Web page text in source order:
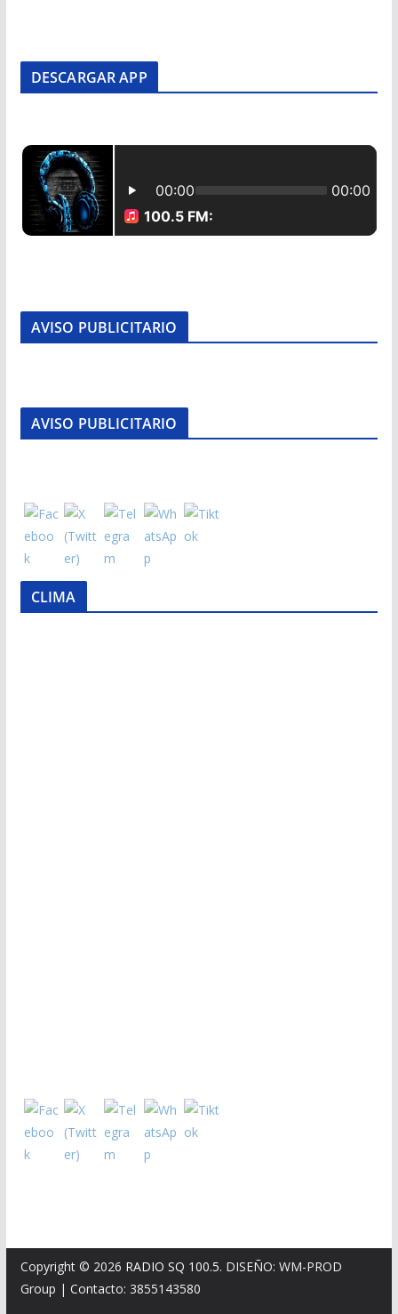
DESCARGAR APP
AVISO PUBLICITARIO
AVISO PUBLICITARIO
CLIMA
Copyright © 2026 RADIO SQ 100.5. DISEÑO: WM-PROD
Group | Contacto: 3855143580